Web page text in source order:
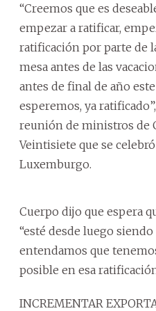
“Creemos que es
empezar a ratificar,
ratificación por parte de
mesa antes de las
antes de final de año
esperemos, ya
reunión de ministros de
Veintisiete que se
Luxemburgo.
Cuerpo dijo que espera
“esté desde luego
entendamos que
posible en esa
INCREMENTAR